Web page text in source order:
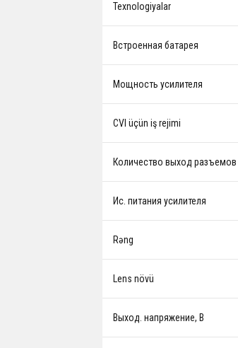
Texnologiyalar
Встроенная батарея
Мощность усилителя
CVI üçün iş rejimi
Количество выход разъемов
Ис. питания усилителя
Rəng
Lens növü
Выход. напряжение, В